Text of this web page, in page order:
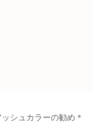
シュカラーの勧め＊